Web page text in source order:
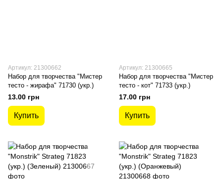
Артикул: 21300662
Набор для творчества "Мистер
тесто - жирафа" 71730 (укр.)
13.00 грн
Купить
Артикул: 21300665
Набор для творчества "Мистер
тесто - кот" 71733 (укр.)
17.00 грн
Купить